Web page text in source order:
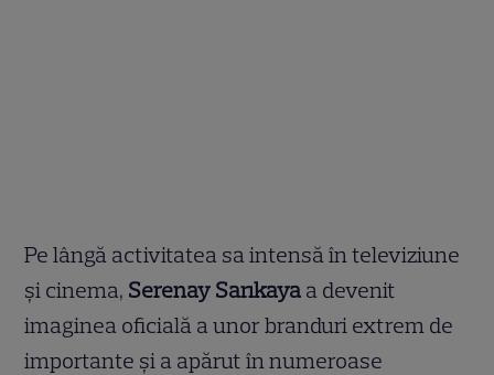
Pe lângă activitatea sa intensă în televiziune
și cinema, Serenay Sarıkaya a devenit
imaginea oficială a unor branduri extrem de
importante și a apărut în numeroase